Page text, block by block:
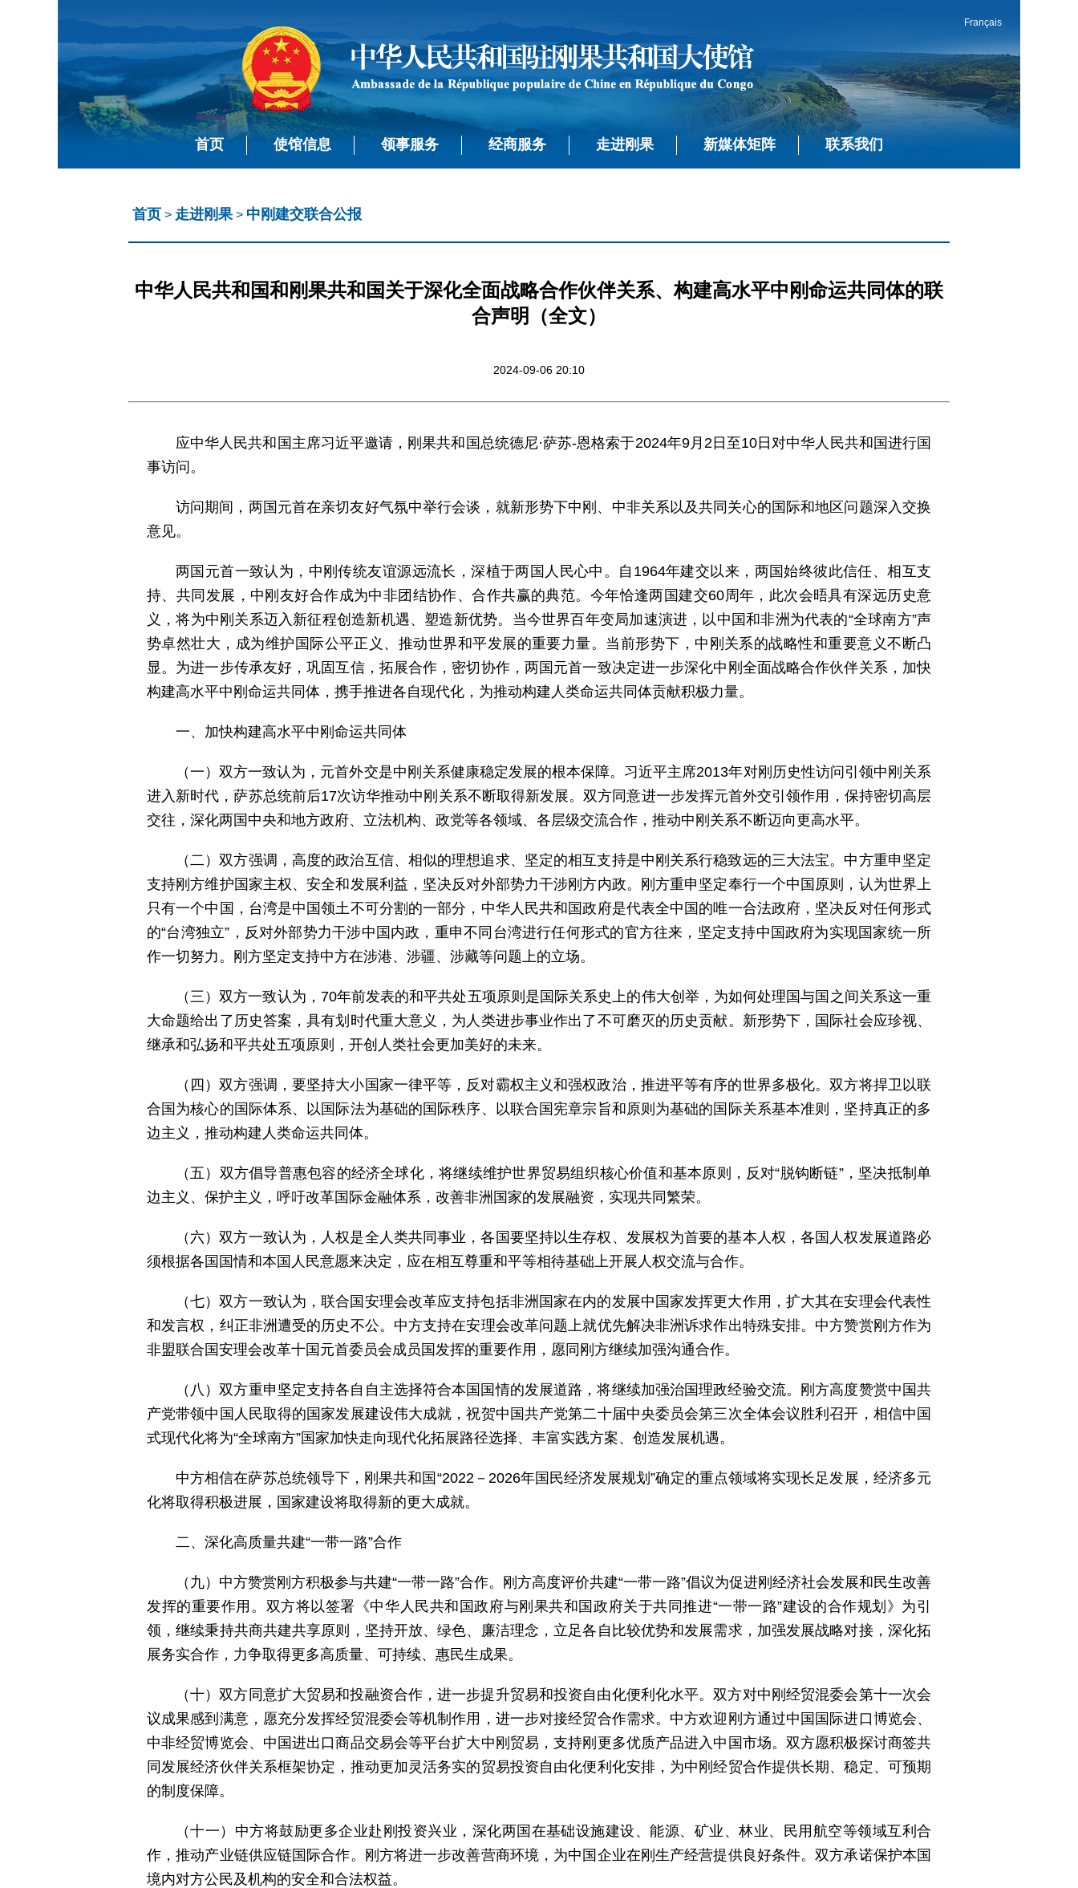
Français
首页 使馆信息 领事服务 经商服务 走进刚果 新媒体矩阵 联系我们
首页 > 走进刚果 > 中刚建交联合公报
中华人民共和国和刚果共和国关于深化全面战略合作伙伴关系、构建高水平中刚命运共同体的联
合声明（全文）
2024-09-06 20:10
应中华人民共和国主席习近平邀请，刚果共和国总统德尼·萨苏-恩格索于2024年9月2日至10日对中华人民共和国进行国
事访问。
访问期间，两国元首在亲切友好气氛中举行会谈，就新形势下中刚、中非关系以及共同关心的国际和地区问题深入交换
意见。
两国元首一致认为，中刚传统友谊源远流长，深植于两国人民心中。自1964年建交以来，两国始终彼此信任、相互支
持、共同发展，中刚友好合作成为中非团结协作、合作共赢的典范。今年恰逢两国建交60周年，此次会晤具有深远历史意
义，将为中刚关系迈入新征程创造新机遇、塑造新优势。当今世界百年变局加速演进，以中国和非洲为代表的“全球南方”声
势卓然壮大，成为维护国际公平正义、推动世界和平发展的重要力量。当前形势下，中刚关系的战略性和重要意义不断凸
显。为进一步传承友好，巩固互信，拓展合作，密切协作，两国元首一致决定进一步深化中刚全面战略合作伙伴关系，加快
构建高水平中刚命运共同体，携手推进各自现代化，为推动构建人类命运共同体贡献积极力量。
一、加快构建高水平中刚命运共同体
（一）双方一致认为，元首外交是中刚关系健康稳定发展的根本保障。习近平主席2013年对刚历史性访问引领中刚关系
进入新时代，萨苏总统前后17次访华推动中刚关系不断取得新发展。双方同意进一步发挥元首外交引领作用，保持密切高层
交往，深化两国中央和地方政府、立法机构、政党等各领域、各层级交流合作，推动中刚关系不断迈向更高水平。
（二）双方强调，高度的政治互信、相似的理想追求、坚定的相互支持是中刚关系行稳致远的三大法宝。中方重申坚定
支持刚方维护国家主权、安全和发展利益，坚决反对外部势力干涉刚方内政。刚方重申坚定奉行一个中国原则，认为世界上
只有一个中国，台湾是中国领土不可分割的一部分，中华人民共和国政府是代表全中国的唯一合法政府，坚决反对任何形式
的“台湾独立”，反对外部势力干涉中国内政，重申不同台湾进行任何形式的官方往来，坚定支持中国政府为实现国家统一所
作一切努力。刚方坚定支持中方在涉港、涉疆、涉藏等问题上的立场。
（三）双方一致认为，70年前发表的和平共处五项原则是国际关系史上的伟大创举，为如何处理国与国之间关系这一重
大命题给出了历史答案，具有划时代重大意义，为人类进步事业作出了不可磨灭的历史贡献。新形势下，国际社会应珍视、
继承和弘扬和平共处五项原则，开创人类社会更加美好的未来。
（四）双方强调，要坚持大小国家一律平等，反对霸权主义和强权政治，推进平等有序的世界多极化。双方将捍卫以联
合国为核心的国际体系、以国际法为基础的国际秩序、以联合国宪章宗旨和原则为基础的国际关系基本准则，坚持真正的多
边主义，推动构建人类命运共同体。
（五）双方倡导普惠包容的经济全球化，将继续维护世界贸易组织核心价值和基本原则，反对“脱钩断链”，坚决抵制单
边主义、保护主义，呼吁改革国际金融体系，改善非洲国家的发展融资，实现共同繁荣。
（六）双方一致认为，人权是全人类共同事业，各国要坚持以生存权、发展权为首要的基本人权，各国人权发展道路必
须根据各国国情和本国人民意愿来决定，应在相互尊重和平等相待基础上开展人权交流与合作。
（七）双方一致认为，联合国安理会改革应支持包括非洲国家在内的发展中国家发挥更大作用，扩大其在安理会代表性
和发言权，纠正非洲遭受的历史不公。中方支持在安理会改革问题上就优先解决非洲诉求作出特殊安排。中方赞赏刚方作为
非盟联合国安理会改革十国元首委员会成员国发挥的重要作用，愿同刚方继续加强沟通合作。
（八）双方重申坚定支持各自自主选择符合本国国情的发展道路，将继续加强治国理政经验交流。刚方高度赞赏中国共
产党带领中国人民取得的国家发展建设伟大成就，祝贺中国共产党第二十届中央委员会第三次全体会议胜利召开，相信中国
式现代化将为“全球南方”国家加快走向现代化拓展路径选择、丰富实践方案、创造发展机遇。
中方相信在萨苏总统领导下，刚果共和国“2022－2026年国民经济发展规划”确定的重点领域将实现长足发展，经济多元
化将取得积极进展，国家建设将取得新的更大成就。
二、深化高质量共建“一带一路”合作
（九）中方赞赏刚方积极参与共建“一带一路”合作。刚方高度评价共建“一带一路”倡议为促进刚经济社会发展和民生改善
发挥的重要作用。双方将以签署《中华人民共和国政府与刚果共和国政府关于共同推进“一带一路”建设的合作规划》为引
领，继续秉持共商共建共享原则，坚持开放、绿色、廉洁理念，立足各自比较优势和发展需求，加强发展战略对接，深化拓
展务实合作，力争取得更多高质量、可持续、惠民生成果。
（十）双方同意扩大贸易和投融资合作，进一步提升贸易和投资自由化便利化水平。双方对中刚经贸混委会第十一次会
议成果感到满意，愿充分发挥经贸混委会等机制作用，进一步对接经贸合作需求。中方欢迎刚方通过中国国际进口博览会、
中非经贸博览会、中国进出口商品交易会等平台扩大中刚贸易，支持刚更多优质产品进入中国市场。双方愿积极探讨商签共
同发展经济伙伴关系框架协定，推动更加灵活务实的贸易投资自由化便利化安排，为中刚经贸合作提供长期、稳定、可预期
的制度保障。
（十一）中方将鼓励更多企业赴刚投资兴业，深化两国在基础设施建设、能源、矿业、林业、民用航空等领域互利合
作，推动产业链供应链国际合作。刚方将进一步改善营商环境，为中国企业在刚生产经营提供良好条件。双方承诺保护本国
境内对方公民及机构的安全和合法权益。